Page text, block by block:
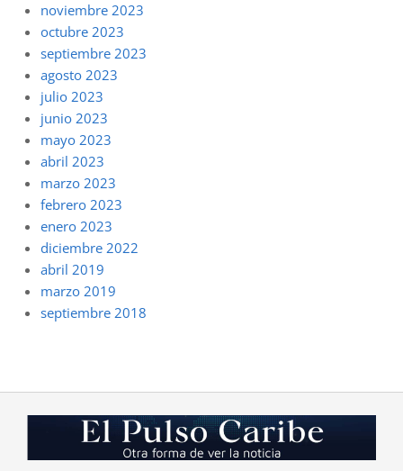
noviembre 2023
octubre 2023
septiembre 2023
agosto 2023
julio 2023
junio 2023
mayo 2023
abril 2023
marzo 2023
febrero 2023
enero 2023
diciembre 2022
abril 2019
marzo 2019
septiembre 2018